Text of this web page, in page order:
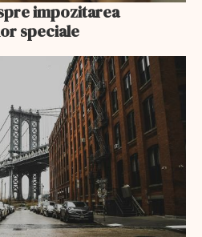
impozitarea
speciale